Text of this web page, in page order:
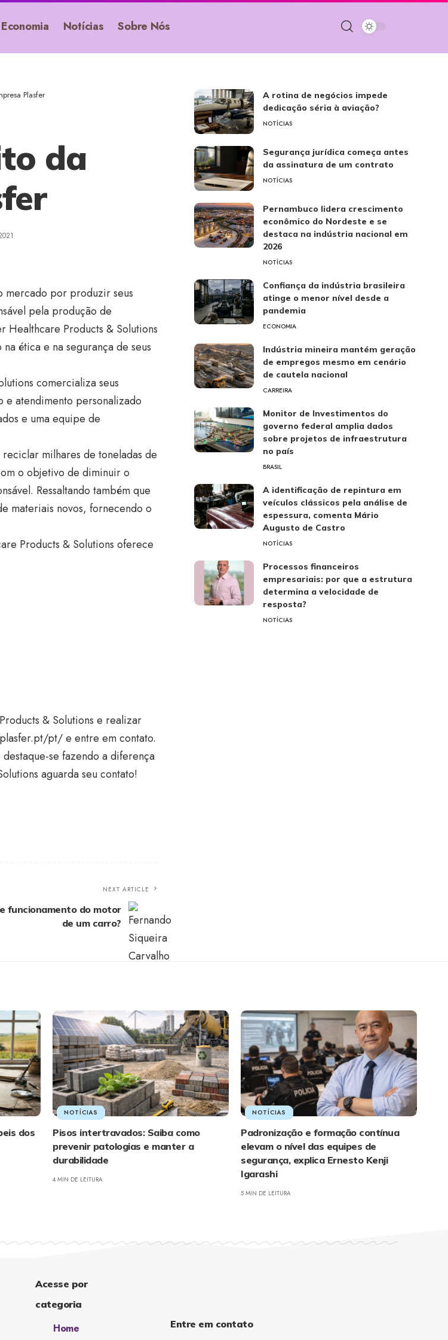
Economia Notícias Sobre Nós
Plasfer
da
mercado por produzir seus
pela produção de
Healthcare Products & Solutions
ética e na segurança de seus
comercializa seus
atendimento personalizado
e uma equipe de
milhares de toneladas de
o objetivo de diminuir o
Ressaltando também que
materiais novos, fornecendo o
Products & Solutions oferece
& Solutions e realizar
pt/ e entre em contato.
se fazendo a diferença
aguarda seu contato!
NEXT ARTICLE
funcionamento do motor
de um carro?
A rotina de negócios impede
dedicação séria à aviação?
NOTÍCIAS
Segurança jurídica começa antes
da assinatura de um contrato
NOTÍCIAS
Pernambuco lidera crescimento
econômico do Nordeste e se
destaca na indústria nacional em
2026
NOTÍCIAS
Confiança da indústria brasileira
atinge o menor nível desde a
pandemia
ECONOMIA
Indústria mineira mantém geração
de empregos mesmo em cenário
de cautela nacional
CARREIRA
Monitor de Investimentos do
governo federal amplia dados
sobre projetos de infraestrutura
no país
BRASIL
A identificação de repintura em
veículos clássicos pela análise de
espessura, comenta Mário
Augusto de Castro
NOTÍCIAS
Processos financeiros
empresariais: por que a estrutura
determina a velocidade de
resposta?
NOTÍCIAS
dos
NOTÍCIAS
Pisos intertravados: Saiba como
prevenir patologias e manter a
durabilidade
4 MIN DE LEITURA
NOTÍCIAS
Padronização e formação contínua
elevam o nível das equipes de
segurança, explica Ernesto Kenji
Igarashi
5 MIN DE LEITURA
Acesse por
categoria
Home Entre em contato